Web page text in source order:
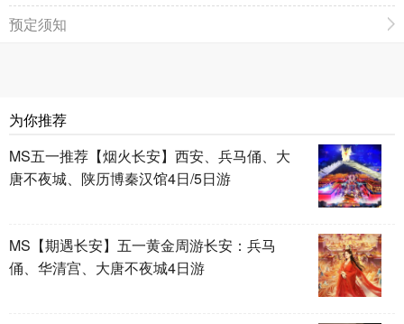
预定须知
为你推荐
MS五一推荐【烟火长安】西安、兵马俑、大
唐不夜城、陕历博秦汉馆4日/5日游
MS【期遇长安】五一黄金周游长安：兵马
俑、华清宫、大唐不夜城4日游